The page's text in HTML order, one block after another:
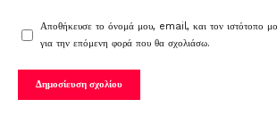
Αποθήκευσε το όνομά μου, email, και τον ιστότοπο
για την επόμενη φορά που θα σχολιάσω.